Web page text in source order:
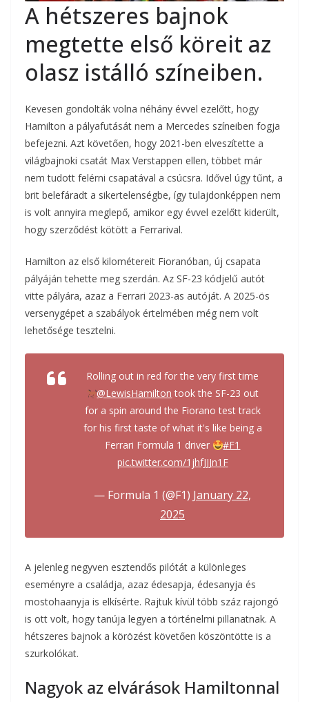
A hétszeres bajnok
megtette első köreit az
olasz istálló színeiben.
Kevesen gondolták volna néhány évvel ezelőtt, hogy
Hamilton a pályafutását nem a Mercedes színeiben fogja
befejezni. Azt követően, hogy 2021-ben elveszítette a
világbajnoki csatát Max Verstappen ellen, többet már
nem tudott felérni csapatával a csúcsra. Idővel úgy tűnt, a
brit belefáradt a sikertelenségbe, így tulajdonképpen nem
is volt annyira meglepő, amikor egy évvel ezelőtt kiderült,
hogy szerződést kötött a Ferrarival.
Hamilton az első kilométereit Fioranóban, új csapata
pályáján tehette meg szerdán. Az SF-23 kódjelű autót
vitte pályára, azaz a Ferrari 2023-as autóját. A 2025-ös
versenygépet a szabályok értelmében még nem volt
lehetősége tesztelni.
Rolling out in red for the very first time
@LewisHamilton took the SF-23 out
for a spin around the Fiorano test track
for his first taste of what it's like being a
Ferrari Formula 1 driver
#F1
pic.twitter.com/1jhfJJJn1F
— Formula 1 (@F1) January 22,
2025
A jelenleg negyven esztendős pilótát a különleges
eseményre a családja, azaz édesapja, édesanyja és
mostohaanyja is elkísérte. Rajtuk kívül több száz rajongó
is ott volt, hogy tanúja legyen a történelmi pillanatnak. A
hétszeres bajnok a körözést követően köszöntötte is a
szurkolókat.
Nagyok az elvárások Hamiltonnal